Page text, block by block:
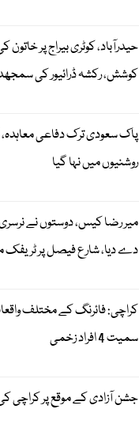
حیدرآباد، کوٹری بیراج پر
کوشش، رکشہ ڈرائیور کی
پاک سعودی ترک دفاعی
روشنیوں میں نہا گیا
میر رضا کیس، دوستوں نے نرسری
دے دیا، شارع فیصل پر ٹریفک
سمیت 4 افراد زخمی
جشن آزادی کے موقع پر کراچی